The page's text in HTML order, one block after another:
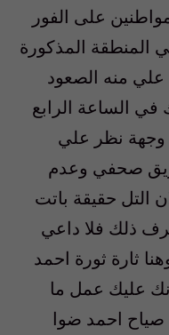
على الفور
المنطقة المذكورة
منه الصعود
الساعة الرابع
وجهة نظر علي
صحفي وعدم
التل حقيقة باتت
ذلك فلا داعي
ثارة ثورة احمد
عليك عمل ما
احمد ضوا